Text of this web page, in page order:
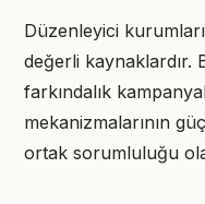
Düzenleyici
değerli kaynaklardır.
farkındalık
mekanizmalarının
ortak sorumluluğu